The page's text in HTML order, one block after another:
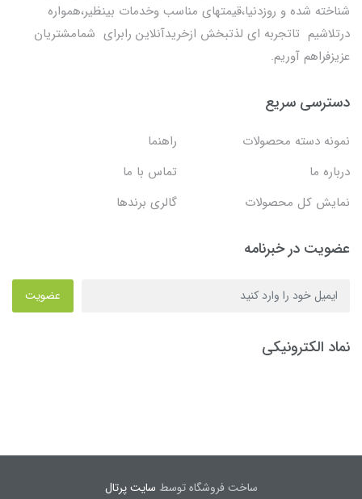
شناخته شده و روزدنیا،قیمتهای مناسب وخدمات بینظیر،همواره
درتلاشیم تاتجربه ای لذتبخش ازخریدآنلاین رابرای شمامشتریان
عزیزفراهم آوریم.
دسترسی سریع
نمونه دسته محصولات
راهنما
درباره ما
تماس با ما
نمایش کل محصولات
گالری برندها
عضویت در خبرنامه
عضویت
نماد الکترونیکی
ساخت فروشگاه توسط سایت پرتال